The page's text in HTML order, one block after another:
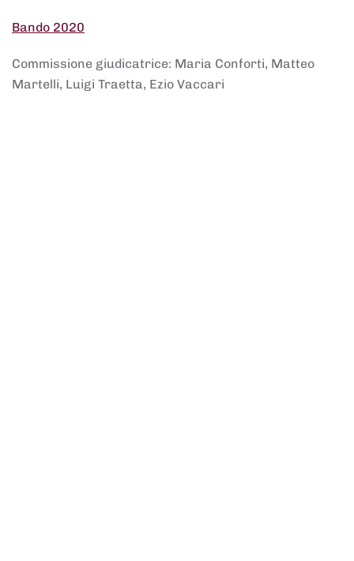
Bando 2020
Commissione giudicatrice: Maria Conforti, Matteo
Martelli, Luigi Traetta, Ezio Vaccari